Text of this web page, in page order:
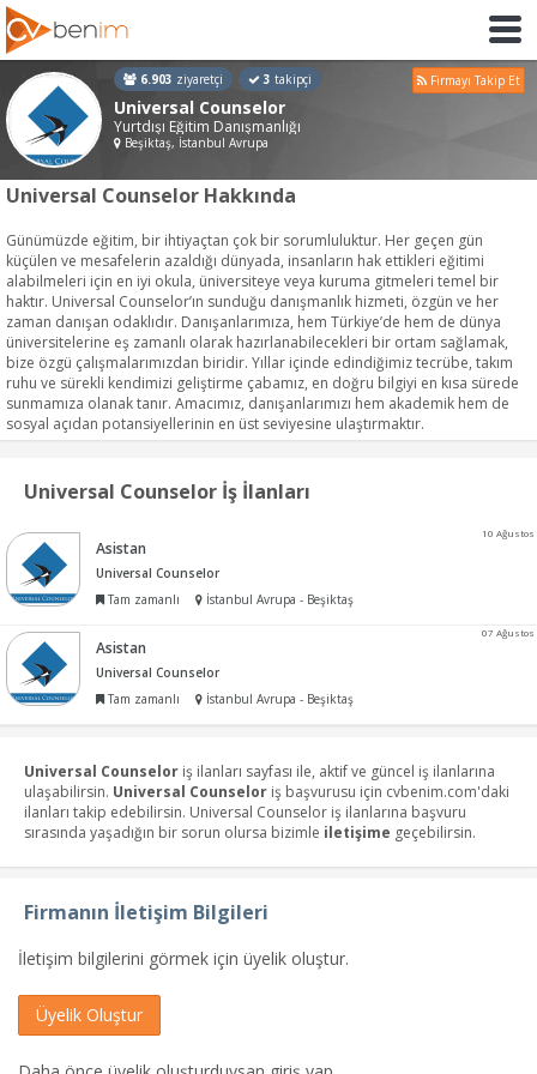
6.903 ziyaretçi 3 takipçi Firmayı Takip Et
Universal Counselor
Yurtdışı Eğitim Danışmanlığı
Beşiktaş, İstanbul Avrupa
Universal Counselor Hakkında
Günümüzde eğitim, bir ihtiyaçtan çok bir sorumluluktur. Her geçen gün
küçülen ve mesafelerin azaldığı dünyada, insanların hak ettikleri eğitimi
alabilmeleri için en iyi okula, üniversiteye veya kuruma gitmeleri temel bir
haktır. Universal Counselor’ın sunduğu danışmanlık hizmeti, özgün ve her
zaman danışan odaklıdır. Danışanlarımıza, hem Türkiye’de hem de dünya
üniversitelerine eş zamanlı olarak hazırlanabilecekleri bir ortam sağlamak,
bize özgü çalışmalarımızdan biridir. Yıllar içinde edindiğimiz tecrübe, takım
ruhu ve sürekli kendimizi geliştirme çabamız, en doğru bilgiyi en kısa sürede
sunmamıza olanak tanır. Amacımız, danışanlarımızı hem akademik hem de
sosyal açıdan potansiyellerinin en üst seviyesine ulaştırmaktır.
Universal Counselor İş İlanları
10 Ağustos
Asistan
Universal Counselor
Tam zamanlı
İstanbul Avrupa - Beşiktaş
07 Ağustos
Asistan
Universal Counselor
Tam zamanlı
İstanbul Avrupa - Beşiktaş
Universal Counselor iş ilanları sayfası ile, aktif ve güncel iş ilanlarına
ulaşabilirsin. Universal Counselor iş başvurusu için cvbenim.com'daki
ilanları takip edebilirsin. Universal Counselor iş ilanlarına başvuru
sırasında yaşadığın bir sorun olursa bizimle iletişime geçebilirsin.
Firmanın İletişim Bilgileri
İletişim bilgilerini görmek için üyelik oluştur.
Üyelik Oluştur